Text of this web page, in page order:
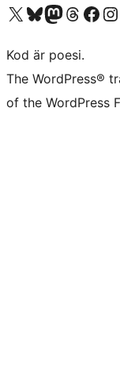
Besök vår X-konto (f.d. Twitter)
Besök vårt Bluesky-konto
Besök vårt Mastodon-konto
Besök vårt Thread-konto
Besök vår Facebook-sida
Besök
Kod är poesi.
The WordPress®
of the WordPress